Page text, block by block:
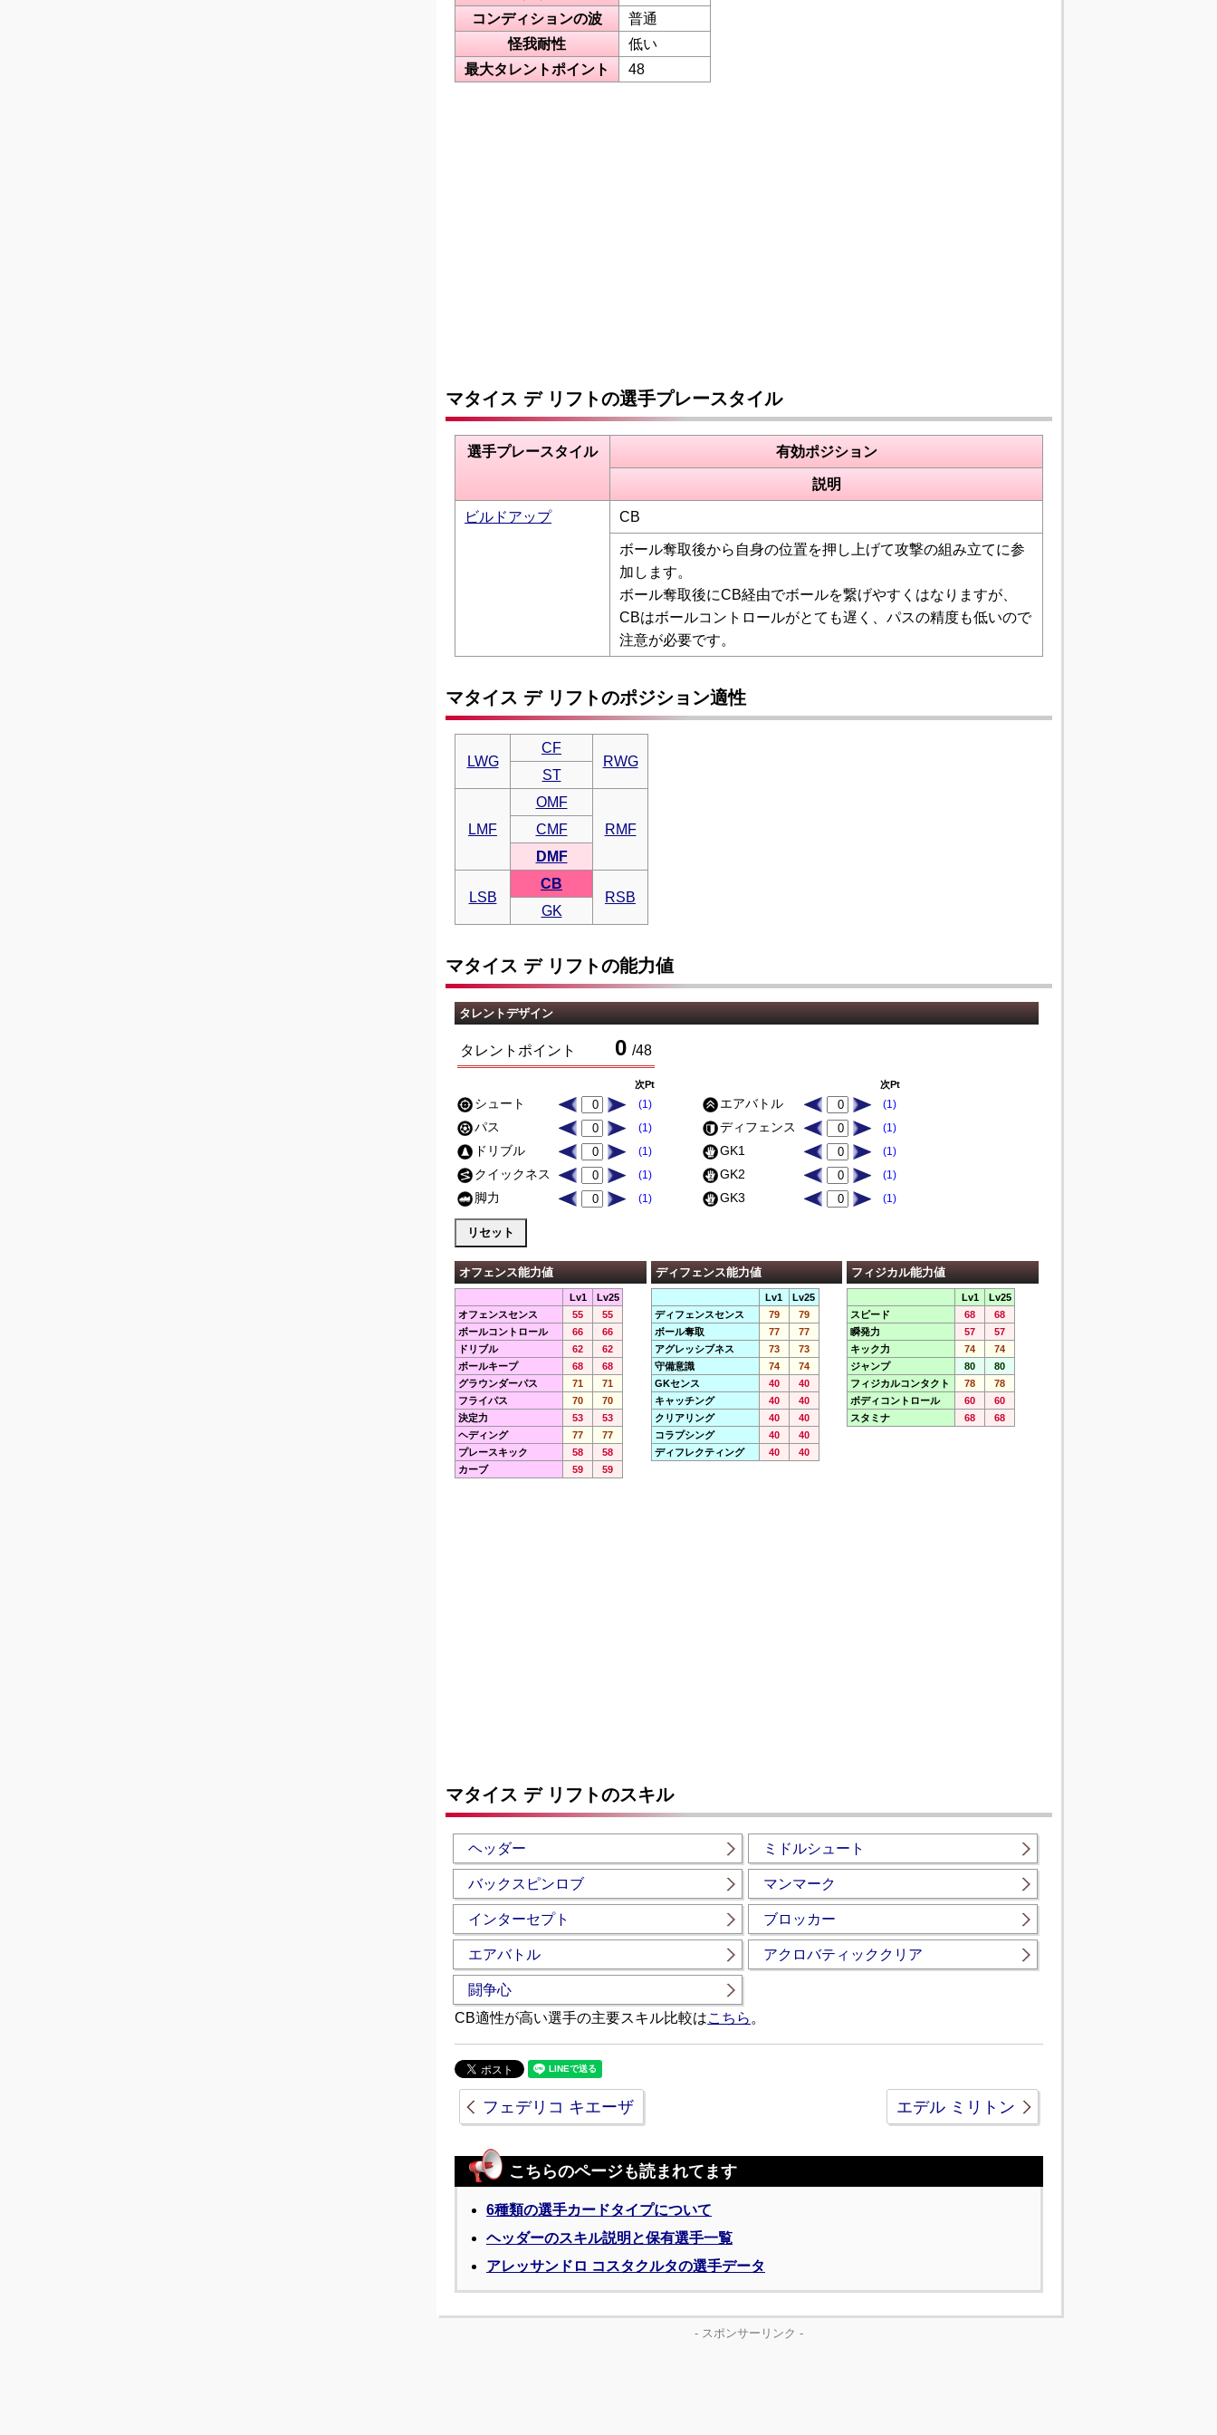
コンディションの波
普通
怪我耐性
低い
最大タレントポイント
48
マタイス デ リフトの選手プレースタイル
選手プレースタイル 有効ポジション
説明
ビルドアップ CB
ボール奪取後から自身の位置を押し上げて攻撃の組み立てに参
加します。
ボール奪取後にCB経由でボールを繋げやすくはなりますが、
CBはボールコントロールがとても遅く、パスの精度も低いので
注意が必要です。
マタイス デ リフトのポジション適性
LWG
CF
RWG
ST
LMF
OMF
RMF
CMF
DMF
LSB
CB
RSB
GK
マタイス デ リフトの能力値
タレントデザイン
タレントポイント 0 /48
次Pt
シュート (1)
パス (1)
ドリブル (1)
クイックネス (1)
脚力 (1)
次Pt
エアバトル (1)
ディフェンス (1)
GK1 (1)
GK2 (1)
GK3 (1)
オフェンス能力値
Lv1
Lv25
オフェンスセンス
55
55
ボールコントロール
66
66
ドリブル
62
62
ボールキープ
68
68
グラウンダーパス
71
71
フライパス
70
70
決定力
53
53
ヘディング
77
77
プレースキック
58
58
カーブ
59 59
ディフェンス能力値
Lv1
Lv25
ディフェンスセンス
79
79
ボール奪取
77
77
アグレッシブネス
73
73
守備意識
74
74
GKセンス
40
40
キャッチング
40
40
クリアリング
40
40
コラプシング
40
40
ディフレクティング
40 40
フィジカル能力値
Lv1
Lv25
スピード
68
68
瞬発力
57
57
キック力
74
74
ジャンプ
80
80
フィジカルコンタクト
78
78
ボディコントロール
60
60
スタミナ
68 68
マタイス デ リフトのスキル
ヘッダー ミドルシュート
バックスピンロブ マンマーク
インターセプト ブロッカー
エアバトル アクロバティッククリア
闘争心
CB適性が高い選手の主要スキル比較はこちら 。
フェデリコ キエーザ エデル ミリトン
こちらのページも読まれてます
6種類の選手カードタイプについて
ヘッダーのスキル説明と保有選手一覧
アレッサンドロ コスタクルタの選手データ
- スポンサーリンク -